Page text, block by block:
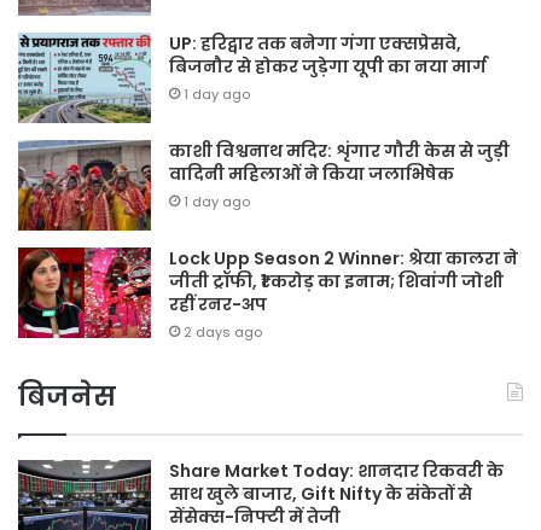
UP: हरिद्वार तक बनेगा गंगा एक्सप्रेसवे,
बिजनौर से होकर जुड़ेगा यूपी का नया मार्ग
1 day ago
काशी विश्वनाथ मदिर: शृंगार गौरी केस से जुड़ी
वादिनी महिलाओं ने किया जलाभिषेक
1 day ago
Lock Upp Season 2 Winner: श्रेया कालरा ने
जीती ट्रॉफी, ₹1 करोड़ का इनाम; शिवांगी जोशी
रहीं रनर-अप
2 days ago
बिजनेस
Share Market Today: शानदार रिकवरी के
साथ खुले बाजार, Gift Nifty के संकेतों से
सेंसेक्स-निफ्टी में तेजी